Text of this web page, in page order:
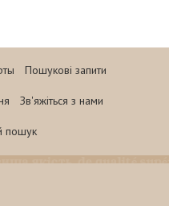
Пошукові запити
Зв'яжіться з нами
пошук